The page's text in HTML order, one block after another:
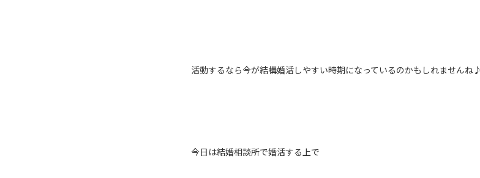
活動するなら今が結構婚活しやすい時期になっているのかもしれませんね♪
今日は結婚相談所で婚活する上で